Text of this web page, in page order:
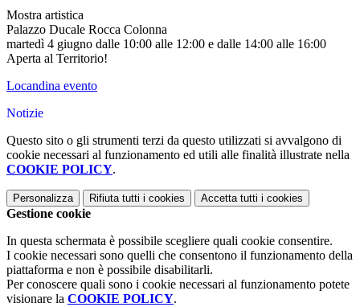
Mostra artistica
Palazzo Ducale Rocca Colonna
martedì 4 giugno dalle 10:00 alle 12:00 e dalle 14:00 alle 16:00
Aperta al Territorio!
Locandina evento
Notizie
Questo sito o gli strumenti terzi da questo utilizzati si avvalgono di
cookie necessari al funzionamento ed utili alle finalità illustrate nella
COOKIE POLICY.
Personalizza Rifiuta tutti i cookies Accetta tutti i cookies
Gestione cookie
In questa schermata è possibile scegliere quali cookie consentire.
I cookie necessari sono quelli che consentono il funzionamento della
piattaforma e non è possibile disabilitarli.
Per conoscere quali sono i cookie necessari al funzionamento potete
visionare la COOKIE POLICY.